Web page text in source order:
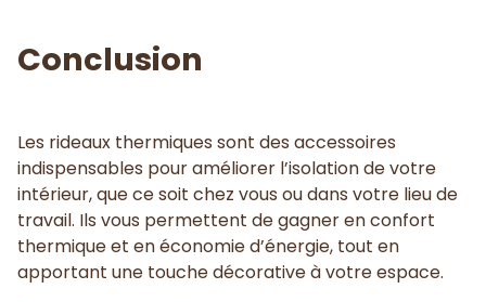
Conclusion
Les rideaux thermiques sont des accessoires
indispensables pour améliorer l’isolation de votre
intérieur, que ce soit chez vous ou dans votre lieu de
travail. Ils vous permettent de gagner en confort
thermique et en économie d’énergie, tout en
apportant une touche décorative à votre espace.